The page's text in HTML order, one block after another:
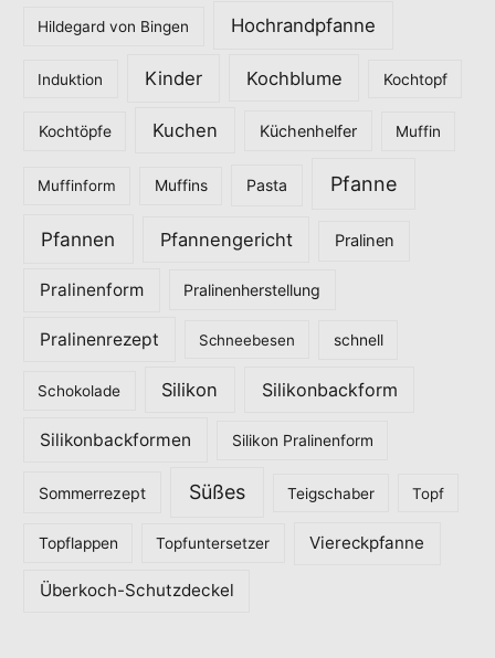
Hildegard von Bingen Hochrandpfanne
Induktion Kinder Kochblume Kochtopf
Kochtöpfe Kuchen Küchenhelfer Muffin
Muffinform Muffins Pasta Pfanne
Pfannen Pfannengericht Pralinen
Pralinenform Pralinenherstellung
Pralinenrezept Schneebesen schnell
Schokolade Silikon Silikonbackform
Silikonbackformen Silikon Pralinenform
Sommerrezept Süßes Teigschaber Topf
Topflappen Topfuntersetzer Viereckpfanne
Überkoch-Schutzdeckel